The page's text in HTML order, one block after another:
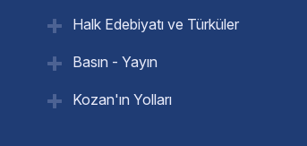
Halk Edebiyatı ve Türküler
Basın - Yayın
Kozan'ın Yolları